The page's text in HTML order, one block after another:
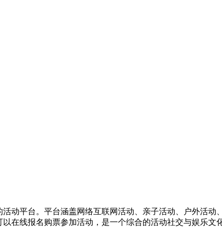
动平台。平台涵盖网络互联网活动、亲子活动、户外活动
在线报名购票参加活动，是一个综合的活动社交与娱乐文